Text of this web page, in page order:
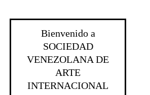
Bienvenido a
SOCIEDAD
VENEZOLANA DE
ARTE
INTERNACIONAL